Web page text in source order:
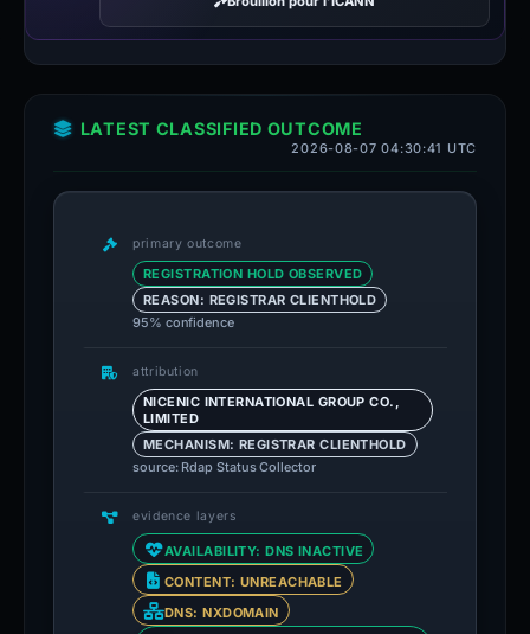
LATEST CLASSIFIED OUTCOME
2026-08-07 04:30:41 UTC
primary outcome
REGISTRATION HOLD OBSERVED
REASON: REGISTRAR CLIENTHOLD
95% confidence
attribution
NICENIC INTERNATIONAL GROUP CO.,
LIMITED
MECHANISM: REGISTRAR CLIENTHOLD
source: Rdap Status Collector
evidence layers
AVAILABILITY: DNS INACTIVE
CONTENT: UNREACHABLE
DNS: NXDOMAIN